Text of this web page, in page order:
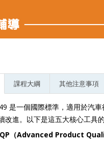
課程大綱 其他注意事項
是一個國際標準，適用於汽
改進。以下是這五大核心工具
（Advanced Product